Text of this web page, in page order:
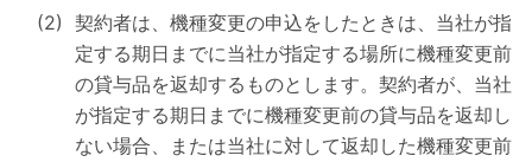
契約者は、機種変更の申込をしたときは、当社が指
定する期日までに当社が指定する場所に機種変更前
の貸与品を返却するものとします。契約者が、当社
が指定する期日までに機種変更前の貸与品を返却し
ない場合、または当社に対して返却した機種変更前